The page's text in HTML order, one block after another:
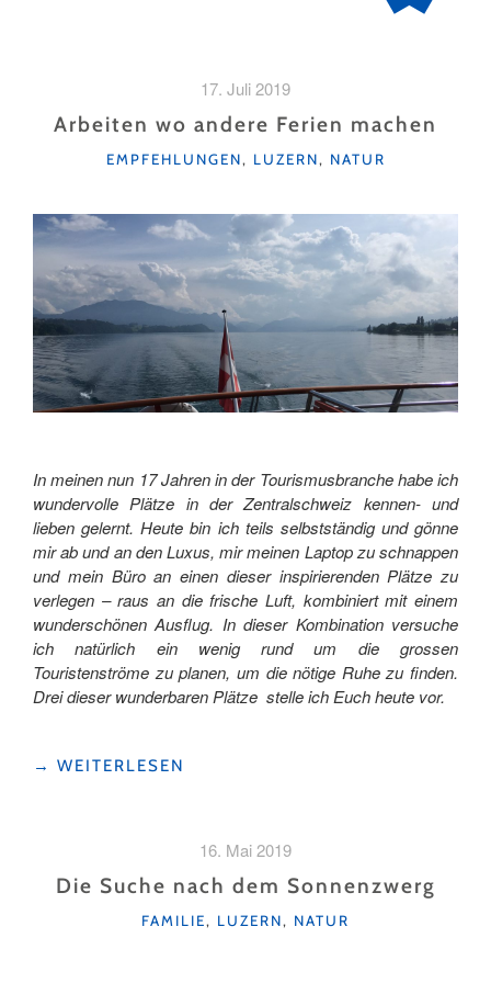
17. Juli 2019
Arbeiten wo andere Ferien machen
KATEGORIEN
EMPFEHLUNGEN, LUZERN, NATUR
In meinen nun 17 Jahren in der Tourismusbranche habe ich
wundervolle Plätze in der Zentralschweiz kennen- und
lieben gelernt. Heute bin ich teils selbstständig und gönne
mir ab und an den Luxus, mir meinen Laptop zu schnappen
und mein Büro an einen dieser inspirierenden Plätze zu
verlegen – raus an die frische Luft, kombiniert mit einem
wunderschönen Ausflug. In dieser Kombination versuche
ich natürlich ein wenig rund um die grossen
Touristenströme zu planen, um die nötige Ruhe zu finden.
Drei dieser wunderbaren Plätze stelle ich Euch heute vor.
"ARBEITEN
→ WEITERLESEN
16. Mai 2019
Die Suche nach dem Sonnenzwerg
KATEGORIEN
FAMILIE, LUZERN, NATUR